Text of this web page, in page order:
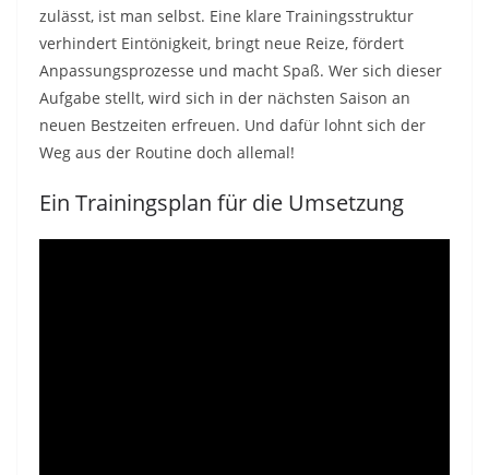
zulässt, ist man selbst. Eine klare Trainingsstruktur
verhindert Eintönigkeit, bringt neue Reize, fördert
Anpassungsprozesse und macht Spaß. Wer sich dieser
Aufgabe stellt, wird sich in der nächsten Saison an
neuen Bestzeiten erfreuen. Und dafür lohnt sich der
Weg aus der Routine doch allemal!
Ein Trainingsplan für die Umsetzung